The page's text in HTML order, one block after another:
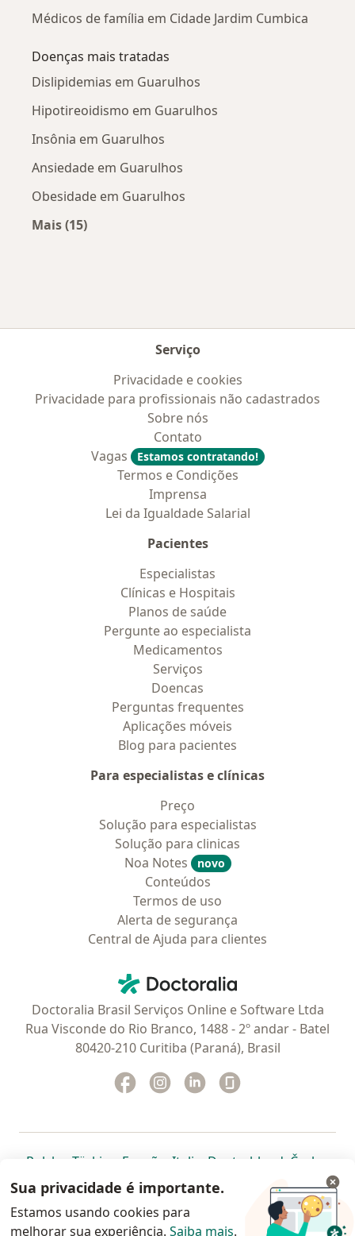
Médicos de família em Cidade Jardim Cumbica
Doenças mais tratadas
Dislipidemias em Guarulhos
Hipotireoidismo em Guarulhos
Insônia em Guarulhos
Ansiedade em Guarulhos
Obesidade em Guarulhos
Mais (15)
Serviço
Privacidade e cookies
Privacidade para profissionais não cadastrados
Sobre nós
Contato
Vagas
Estamos contratando!
Termos e Condições
Imprensa
Lei da Igualdade Salarial
Pacientes
Especialistas
Clínicas e Hospitais
Planos de saúde
Pergunte ao especialista
Medicamentos
Serviços
Doencas
Perguntas frequentes
Aplicações móveis
Blog para pacientes
Para especialistas e clínicas
Preço
Solução para especialistas
Solução para clinicas
Noa Notes
novo
Conteúdos
Termos de uso
Alerta de segurança
Central de Ajuda para clientes
Doctoralia - Homepage
Doctoralia Brasil Serviços Online e Software Ltda
Rua Visconde do Rio Branco, 1488 - 2º andar - Batel
80420-210 Curitiba (Paraná), Brasil
Facebook
abre num novo separador
Instagram
abre num novo separador
Linkedin
abre num novo
Polska abre num novo separador
Türkiye abre num novo separador
España abre num novo separador
Italia abre num novo
Deutschlandabre num
Česko
Portugal abre num novo separador
, México abre num novo separador
, abre num novo separador
Brasil abre num novoabre num
abre
Colombia abre num novo
www.doctoralia.com.br © 2026 - Agende agora sua
Sua privacidade é importante.
Estamos usando cookies para
melhorar sua experiência. Saiba mais.